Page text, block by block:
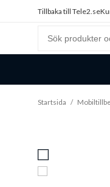
Tillbaka till Tele2.se
Startsida /